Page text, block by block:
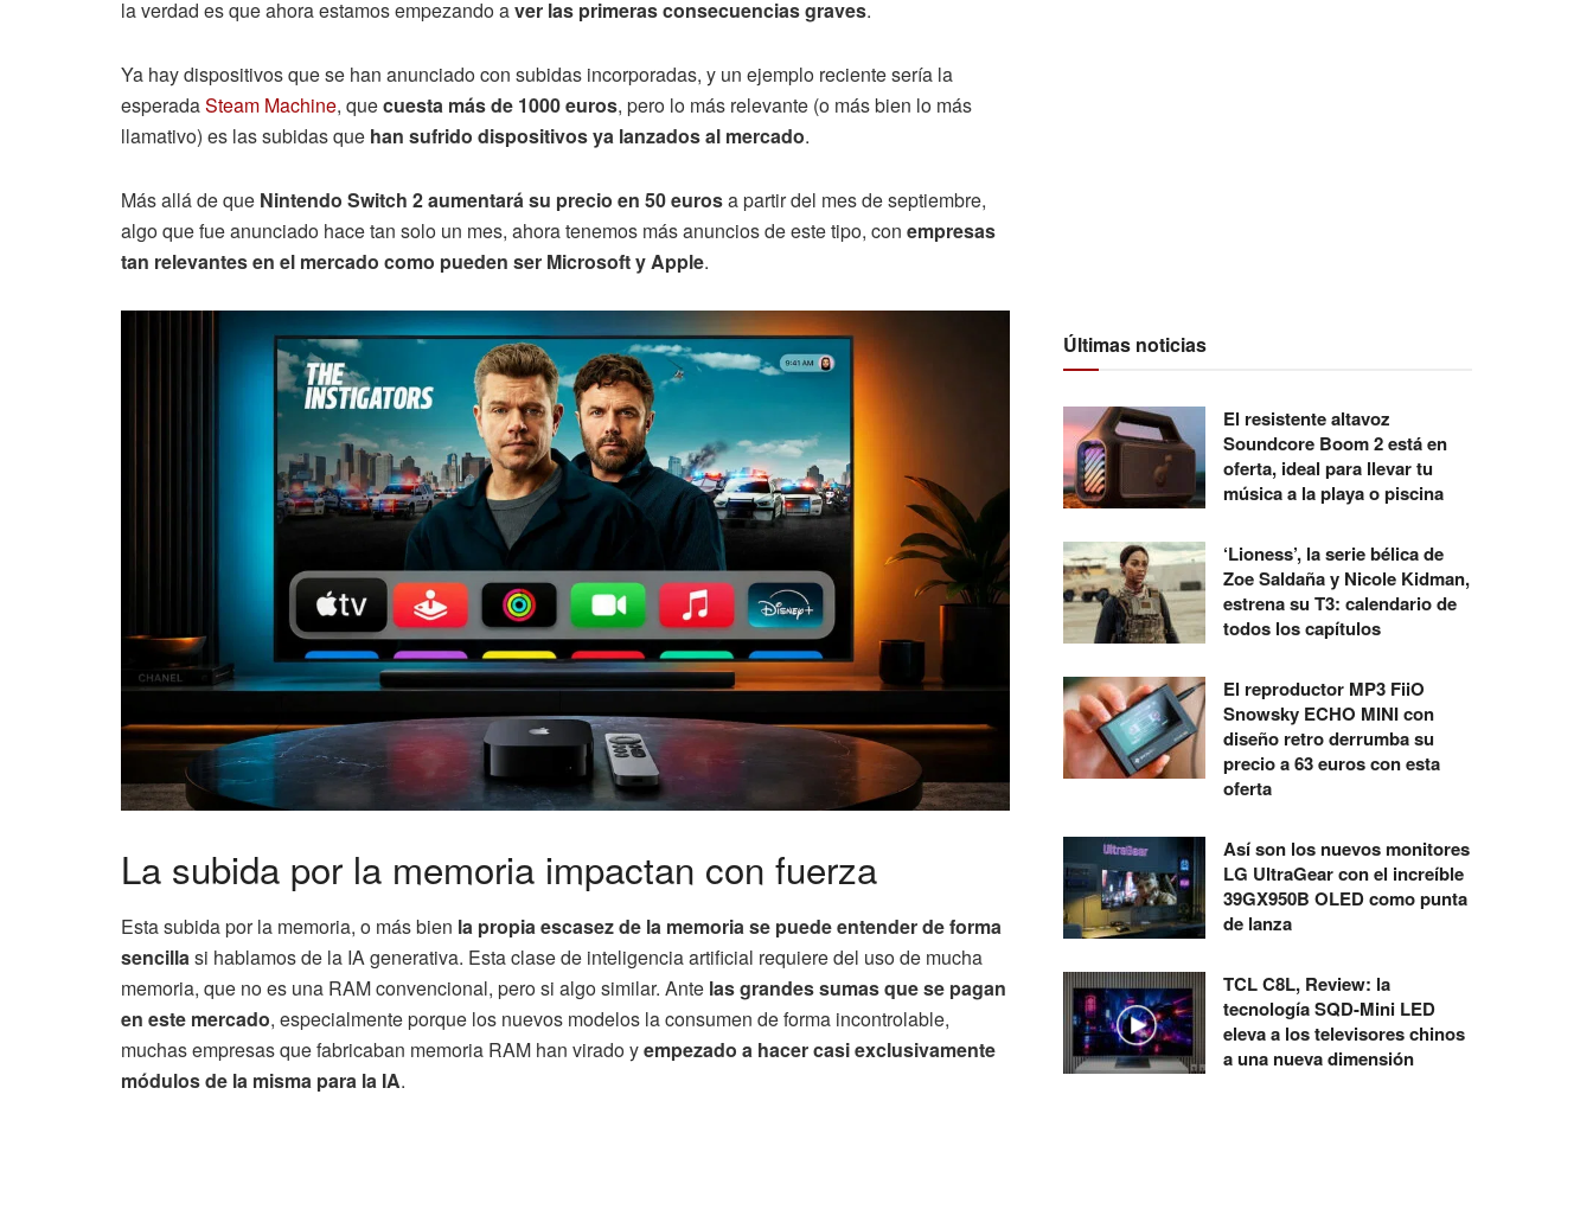
la verdad es que ahora estamos empezando aver las primeras consecuencias graves.
Ya hay dispositivos que se han anunciado con subidas incorporadas, y un ejemplo reciente sería la
esperadaSteam Machine, quecuesta más de 1000 euros, pero lo más relevante (o más bien lo más
llamativo) es las subidas que han sufrido dispositivos ya lanzados al mercado.
Más allá de que Nintendo Switch 2 aumentará su precio en 50 eurosa partir del mes de septiembre,
algo que fue anunciado hace tan solo un mes, ahora tenemos más anuncios de este tipo, con empresas
tan relevantes en el mercado como pueden ser Microsoft y Apple.
La subida por la memoria impactan con fuerza
Esta subida por la memoria, o más bien la propia escasez de la memoria se puede entender de forma
sencillasi hablamos de la IA generativa. Esta clase de inteligencia artificial requiere del uso de mucha
memoria, que no es una RAM convencional, pero si algo similar. Ante las grandes sumas que se pagan
en este mercado, especialmente porque los nuevos modelos la consumen de forma incontrolable,
muchas empresas que fabricaban memoria RAM han virado yempezado a hacer casi exclusivamente
módulos de la misma para la IA.
Últimas noticias
El resistente altavoz
Soundcore Boom 2 está en
oferta, ideal para llevar tu
música a la playa o piscina
‘Lioness’, la serie bélica de
Zoe Saldaña y Nicole Kidman,
estrena su T3: calendario de
todos los capítulos
El reproductor MP3 FiiO
Snowsky ECHO MINI con
diseño retro derrumba su
precio a 63 euros con esta
oferta
Así son los nuevos monitores
LG UltraGear con el increíble
39GX950B OLED como punta
de lanza
TCL C8L, Review: la
tecnología SQD-Mini LED
eleva a los televisores chinos
a una nueva dimensión